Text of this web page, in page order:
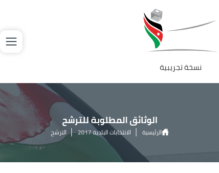
تجاوز إلى المحتوى الرئيسي
نسخة تجريبية
الوثائق المطلوبة للترشح
الرئيسية الانتخابات البلدية 2017
الترشح
الوثائق المطلوبة للترشح